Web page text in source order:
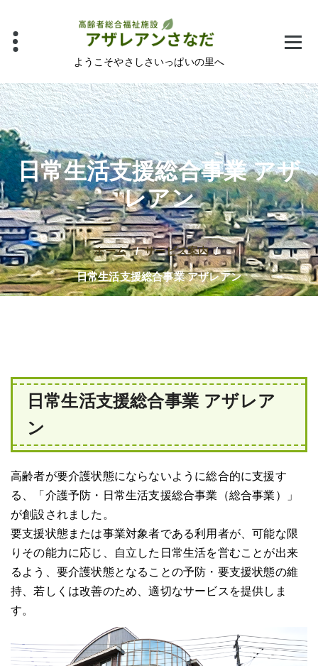
へ
ス
キ
ッ
プ
ようこそやさしさいっぱいの里へ
日常生活支援総合事業 アザ
レアン
ホーム/サービス案内/
日常生活支援総合事業 アザレアン
日常生活支援総合事業 アザレア
ン
高齢者が要介護状態にならないように総合的に支援す
る、「介護予防・日常生活支援総合事業（総合事業）」
が創設されました。
要支援状態または事業対象者である利用者が、可能な限
りその能力に応じ、自立した日常生活を営むことが出来
るよう、要介護状態となることの予防・要支援状態の維
持、若しくは改善のため、適切なサービスを提供しま
す。